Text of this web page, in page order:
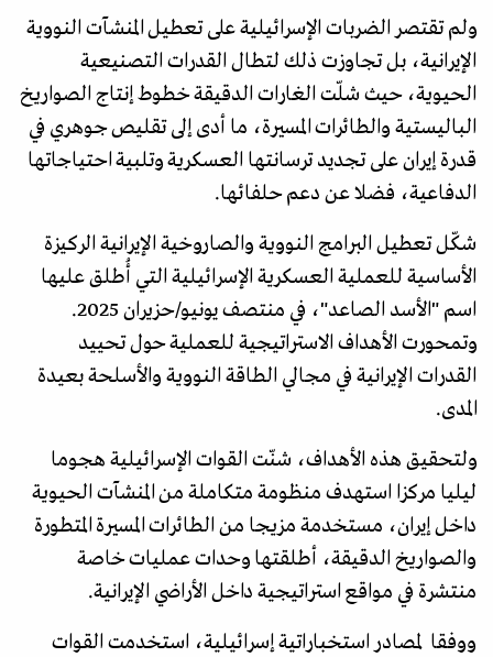
ولم تقتصر الضربات الإسرائيلية على تعطيل المنشآت النووية
الإيرانية، بل تجاوزت ذلك لتطال القدرات التصنيعية
الحيوية، حيث شلّت الغارات الدقيقة خطوط إنتاج الصواريخ
الباليستية والطائرات المسيرة، ما أدى إلى تقليص جوهري في
قدرة إيران على تجديد ترسانتها العسكرية وتلبية احتياجاتها
الدفاعية، فضلا عن دعم حلفائها.
شكّل تعطيل البرامج النووية والصاروخية الإيرانية الركيزة
الأساسية للعملية العسكرية الإسرائيلية التي أُطلق عليها
اسم "الأسد الصاعد"، في منتصف يونيو/حزيران 2025.
وتمحورت الأهداف الاستراتيجية للعملية حول تحييد
القدرات الإيرانية في مجالي الطاقة النووية والأسلحة بعيدة
المدى.
ولتحقيق هذه الأهداف، شنّت القوات الإسرائيلية هجوما
ليليا مركزا استهدف منظومة متكاملة من المنشآت الحيوية
داخل إيران، مستخدمة مزيجا من الطائرات المسيرة المتطورة
والصواريخ الدقيقة، أطلقتها وحدات عمليات خاصة
منتشرة في مواقع استراتيجية داخل الأراضي الإيرانية.
ووفقا لمصادر استخباراتية إسرائيلية، استخدمت القوات